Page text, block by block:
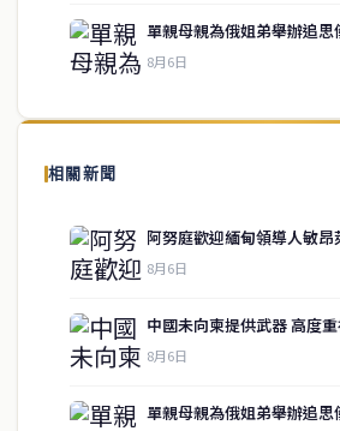
單親母親為俄姐弟舉辦追思
8月6日
相關新聞
阿努庭歡迎緬甸領導人敏昂
8月6日
中國未向柬提供武器 高度
8月6日
單親母親為俄姐弟舉辦追思
關於我們
泰國中文新聞（TCN）是一家總部設於曼谷
供即時、客觀、多元的中文新聞內容。
房地產